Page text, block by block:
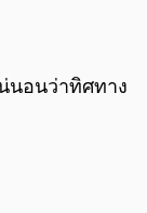
นอนว่าทิศทาง